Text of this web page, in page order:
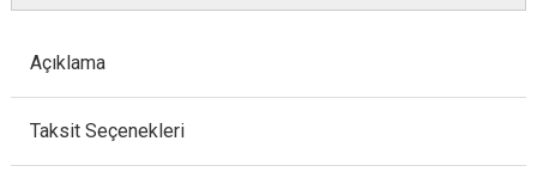
Açıklama
Taksit Seçenekleri